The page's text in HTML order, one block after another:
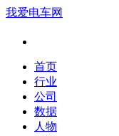
我爱电车网
首页
行业
公司
数据
人物